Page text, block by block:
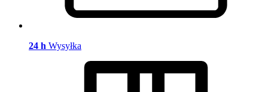
24 h Wysyłka